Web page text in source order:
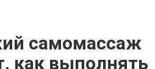
самомассаж
как выполнять